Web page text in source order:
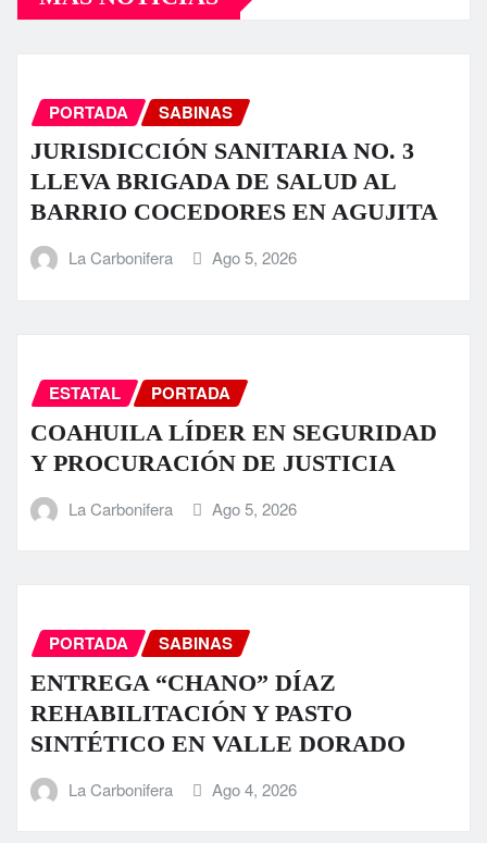
PORTADA SABINAS
JURISDICCIÓN SANITARIA NO. 3
LLEVA BRIGADA DE SALUD AL
BARRIO COCEDORES EN AGUJITA
La Carbonifera Ago 5, 2026
ESTATAL PORTADA
COAHUILA LÍDER EN SEGURIDAD
Y PROCURACIÓN DE JUSTICIA
La Carbonifera Ago 5, 2026
PORTADA SABINAS
ENTREGA “CHANO” DÍAZ
REHABILITACIÓN Y PASTO
SINTÉTICO EN VALLE DORADO
La Carbonifera Ago 4, 2026